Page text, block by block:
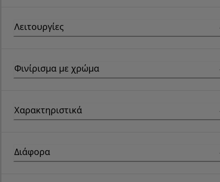
Λειτουργίες
Φινίρισμα με χρώμα
Χαρακτηριστικά
Διάφορα